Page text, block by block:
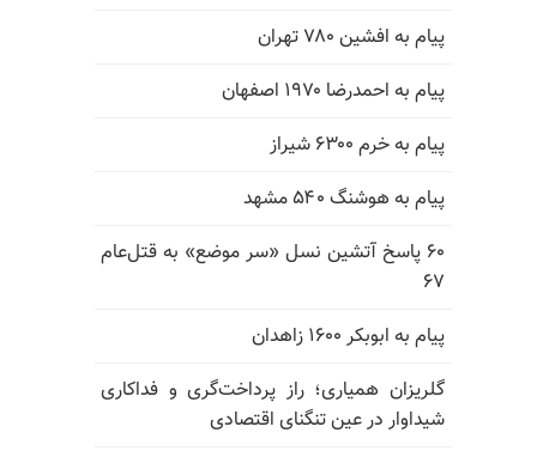
پیام به افشین ۷۸۰ تهران
پیام به احمدرضا ۱۹۷۰ اصفهان
پیام به خرم ۶۳۰۰ شیراز
پیام به هوشنگ ۵۴۰ مشهد
۶۰ پاسخ آتشین نسل «سر موضع» به قتل‌عام
۶۷
پیام به ابوبکر ۱۶۰۰ زاهدان
گلریزان همیاری؛ راز پرداخت‌گری و فداکاری
شیداوار در عین تنگنای اقتصادی